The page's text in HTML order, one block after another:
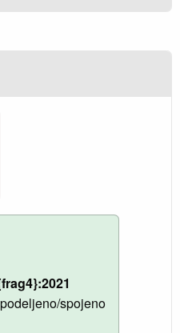
spojeno